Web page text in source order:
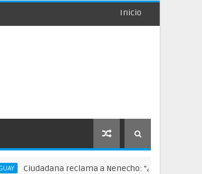
Inicio
Ciudadana reclama a Nenecho: "¿Dónde están las